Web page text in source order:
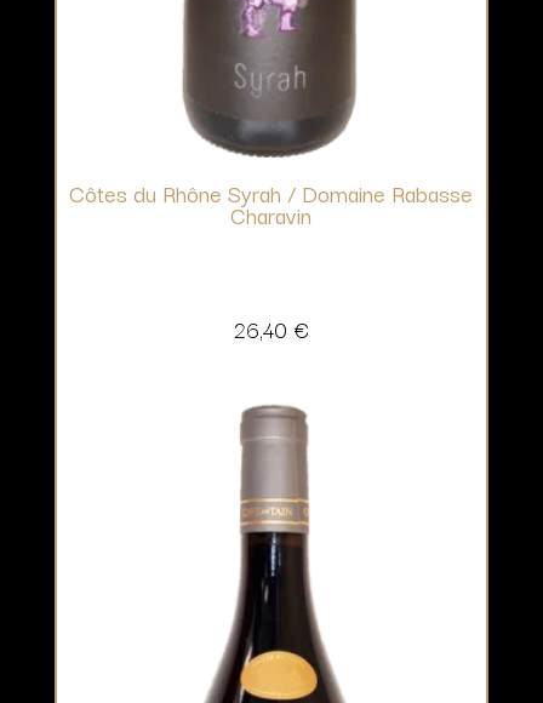
Côtes du Rhône Syrah / Domaine Rabasse
Charavin
26,40 €